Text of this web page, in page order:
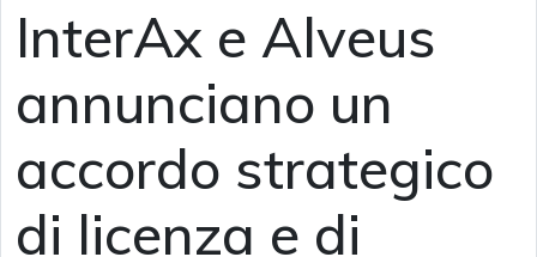
InterAx e Alveus
annunciano un
accordo strategico
di licenza e di